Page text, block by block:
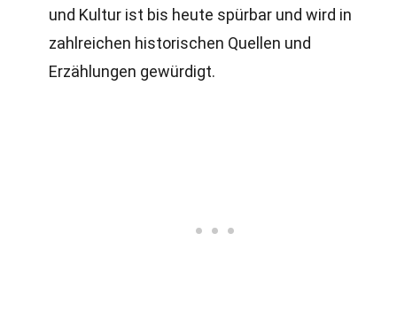
und Kultur ist bis heute spürbar und wird in
zahlreichen historischen Quellen und
Erzählungen gewürdigt.